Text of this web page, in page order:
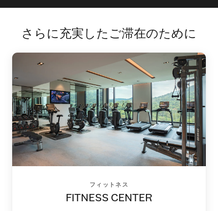
さらに充実したご滞在のために
フィットネス
FITNESS CENTER